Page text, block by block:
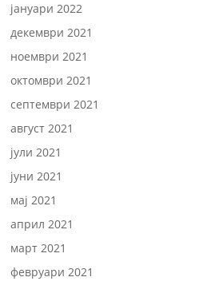
јануари 2022
декември 2021
ноември 2021
октомври 2021
септември 2021
август 2021
јули 2021
јуни 2021
мај 2021
април 2021
март 2021
февруари 2021